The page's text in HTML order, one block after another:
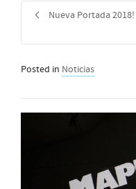
Nueva Portada 2018!
Posted in Noticias